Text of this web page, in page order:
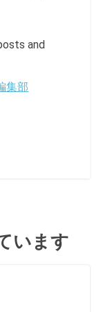
and
集部
います